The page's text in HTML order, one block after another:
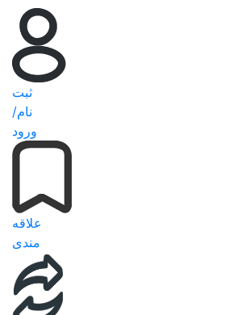
ثبت
نام/
ورود
علاقه
مندی